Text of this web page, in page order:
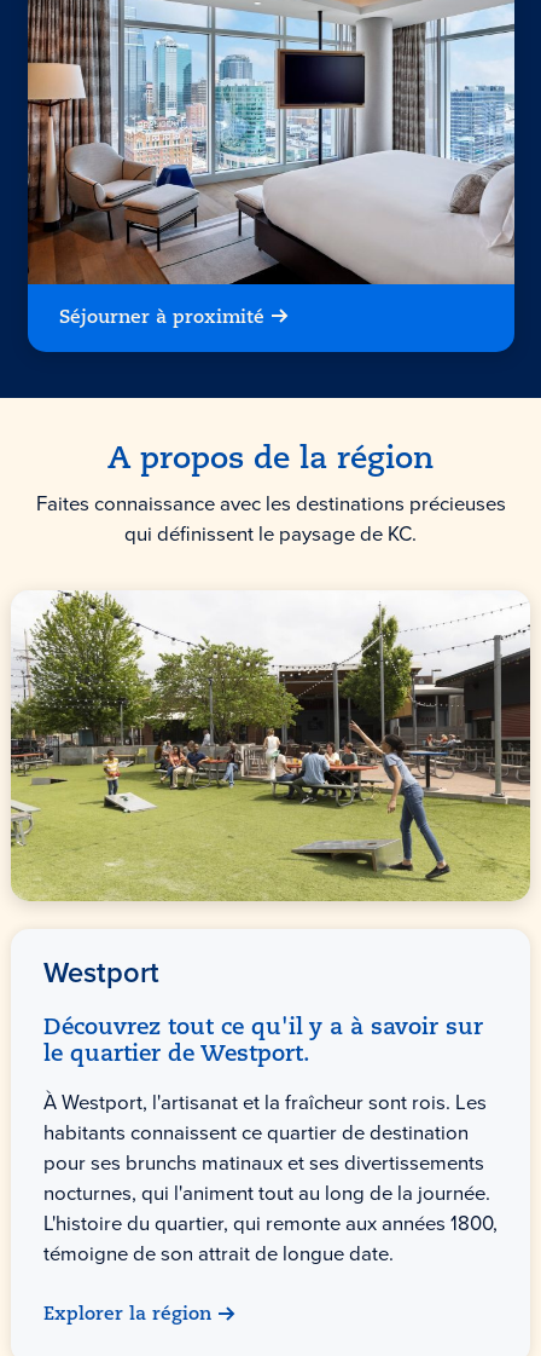
Séjourner à proximité
A propos de la région
Faites connaissance avec les destinations précieuses
qui définissent le paysage de KC.
Westport
Découvrez tout ce qu'il y a à savoir sur
le quartier de Westport.
À Westport, l'artisanat et la fraîcheur sont rois. Les
habitants connaissent ce quartier de destination
pour ses brunchs matinaux et ses divertissements
nocturnes, qui l'animent tout au long de la journée.
L'histoire du quartier, qui remonte aux années 1800,
témoigne de son attrait de longue date.
Explorer la région